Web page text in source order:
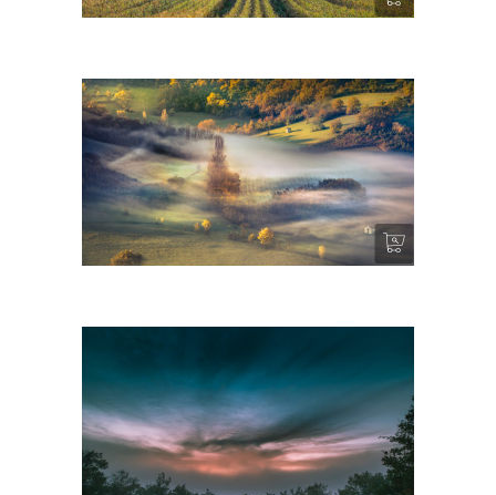
Dans un jardin de paradis